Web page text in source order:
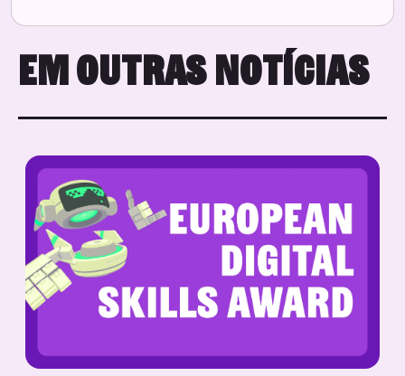
EM OUTRAS NOTÍCIAS